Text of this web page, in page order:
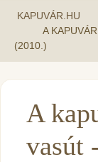
KAPUVÁR.HU
A
(2010.)
A
vasút